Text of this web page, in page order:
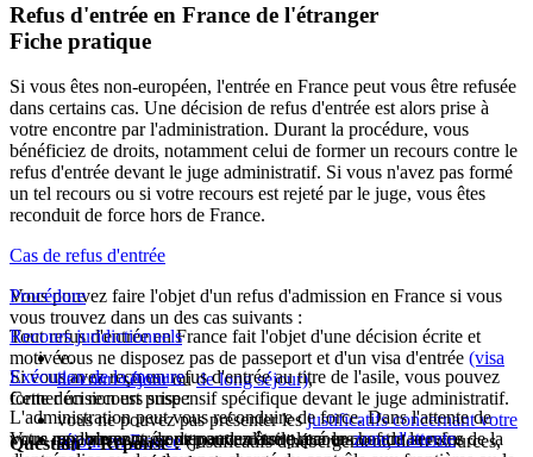
Refus d'entrée en France de l'étranger
Fiche pratique
Si vous êtes non-européen, l'entrée en France peut vous être refusée
dans certains cas. Une décision de refus d'entrée est alors prise à
votre encontre par l'administration. Durant la procédure, vous
bénéficiez de droits, notamment celui de former un recours contre le
refus d'entrée devant le juge administratif. Si vous n'avez pas formé
un tel recours ou si votre recours est rejeté par le juge, vous êtes
reconduit de force hors de France.
Cas de refus d'entrée
Vous pouvez faire l'objet d'un refus d'admission en France si vous
vous trouvez dans un des cas suivants :
vous ne disposez pas de passeport et d'un visa d'entrée (visa
de court séjouroude long séjour),
vous ne pouvez pas présenter lesjustificatifs concernant votre
séjour en France(justificatifs d'hébergement, de ressources,
Procédure
Tout refus d'entrée en France fait l'objet d'une décision écrite et
motivée.
Cette décision est prise :
en l'absence de demande d'asile, par le chef du service de la
Recours juridictionnels
Si vous avez reçu un refus d'entrée au titre de l'asile, vous pouvez
former un recours suspensif spécifique devant le juge administratif.
Vous ne pouvez présenter aucun autre recours contre le refus
Exécution de la mesure
L'administration peut vous reconduire de force. Dans l'attente de
votre rapatriement, vous pouvez être placé enzone d'attente.
Question ? Réponse !